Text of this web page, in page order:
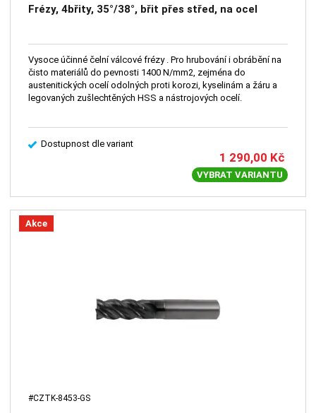
Frézy, 4břity, 35°/38°, břit přes střed, na ocel
Vysoce účinné čelní válcové frézy . Pro hrubování i obrábění na
čisto materiálů do pevnosti 1400 N/mm2, zejména do
austenitických ocelí odolných proti korozi, kyselinám a žáru a
legovaných zušlechtěných HSS a nástrojových ocelí.
Dostupnost dle variant
1 290,00 Kč
VYBRAT VARIANTU
Akce
#CZTK-8453-GS